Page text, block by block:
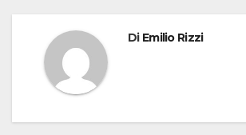
Di Emilio Rizzi